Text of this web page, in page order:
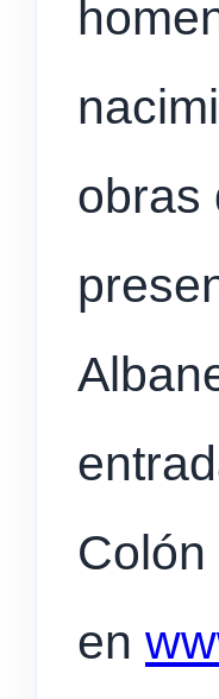
obras
Colón
en